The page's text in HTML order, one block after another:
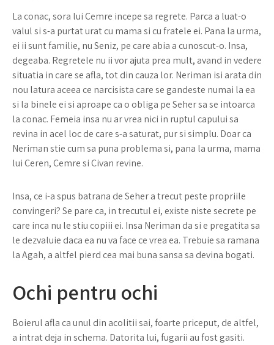
La conac, sora lui Cemre incepe sa regrete. Parca a luat-o
valul si s-a purtat urat cu mama si cu fratele ei. Pana la urma,
ei ii sunt familie, nu Seniz, pe care abia a cunoscut-o. Insa,
degeaba. Regretele nu ii vor ajuta prea mult, avand in vedere
situatia in care se afla, tot din cauza lor. Neriman isi arata din
nou latura aceea ce narcisista care se gandeste numai la ea
si la binele ei si aproape ca o obliga pe Seher sa se intoarca
la conac. Femeia insa nu ar vrea nici in ruptul capului sa
revina in acel loc de care s-a saturat, pur si simplu. Doar ca
Neriman stie cum sa puna problema si, pana la urma, mama
lui Ceren, Cemre si Civan revine.
Insa, ce i-a spus batrana de Seher a trecut peste propriile
convingeri? Se pare ca, in trecutul ei, existe niste secrete pe
care inca nu le stiu copiii ei. Insa Neriman da si e pregatita sa
le dezvaluie daca ea nu va face ce vrea ea. Trebuie sa ramana
la Agah, a altfel pierd cea mai buna sansa sa devina bogati.
Ochi pentru ochi
Boierul afla ca unul din acolitii sai, foarte priceput, de altfel,
a intrat deja in schema. Datorita lui, fugarii au fost gasiti.